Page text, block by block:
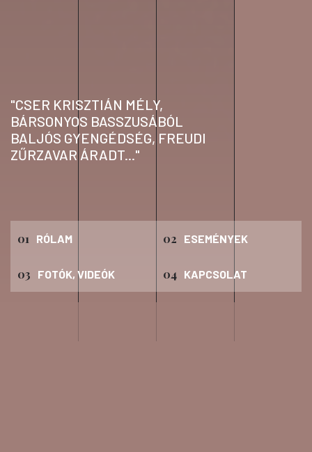
01 RÓLAM 02 ESEMÉNYEK
03 FOTÓK, VIDEÓK 04 KAPCSOLAT
"CSER KRISZTIÁN MÉLY,
BÁRSONYOS BASSZUSÁBÓL
BALJÓS GYENGÉDSÉG, FREUDI
ZŰRZAVAR ÁRADT..."